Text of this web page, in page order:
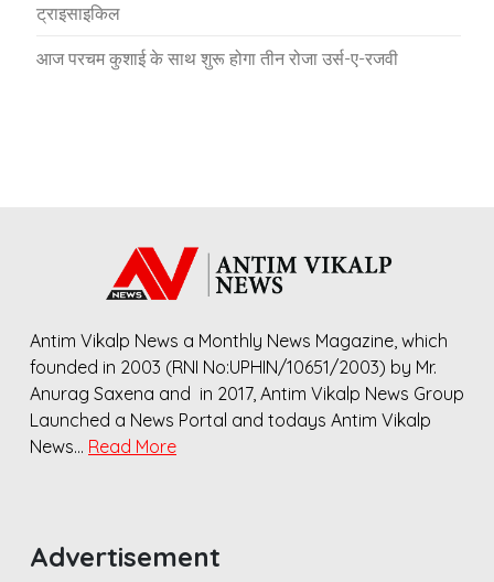
ट्राइसाइकिल
आज परचम कुशाई के साथ शुरू होगा तीन रोजा उर्स-ए-रजवी
Antim Vikalp News a Monthly News Magazine, which
founded in 2003 (RNI No:UPHIN/10651/2003) by Mr.
Anurag Saxena and in 2017, Antim Vikalp News Group
Launched a News Portal and todays Antim Vikalp
News… Read More
Advertisement